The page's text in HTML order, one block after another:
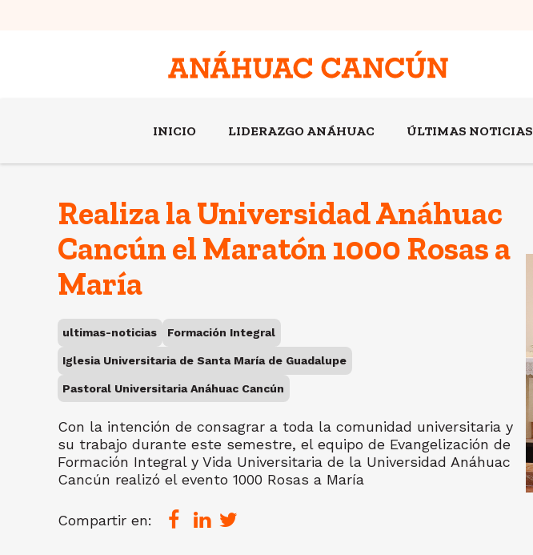
INICIO LIDERAZGO ANÁHUAC ÚLTIMAS NOTICIAS
Realiza la Universidad Anáhuac
Cancún el Maratón 1000 Rosas a
María
ultimas-noticias Formación Integral
Iglesia Universitaria de Santa María de Guadalupe
Pastoral Universitaria Anáhuac Cancún
Con la intención de consagrar a toda la comunidad universitaria y
su trabajo durante este semestre, el equipo de Evangelización de
Formación Integral y Vida Universitaria de la Universidad Anáhuac
Cancún realizó el evento 1000 Rosas a María
Compartir en: